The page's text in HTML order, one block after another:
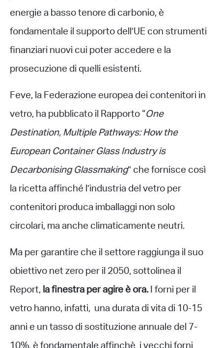
energie a basso tenore di carbonio, è
fondamentale il supporto dell’UE con strumenti
finanziari nuovi cui poter accedere e la
prosecuzione di quelli esistenti.
Feve, la Federazione europea dei contenitori in
vetro, ha pubblicato il Rapporto “One
Destination, Multiple Pathways: How the
European Container Glass Industry is
Decarbonising Glassmaking” che fornisce così
la ricetta affinché l’industria del vetro per
contenitori produca imballaggi non solo
circolari, ma anche climaticamente neutri.
Ma per garantire che il settore raggiunga il suo
obiettivo net zero per il 2050, sottolinea il
Report, la finestra per agire è ora. I forni per il
vetro hanno, infatti, una durata di vita di 10-15
anni e un tasso di sostituzione annuale del 7-